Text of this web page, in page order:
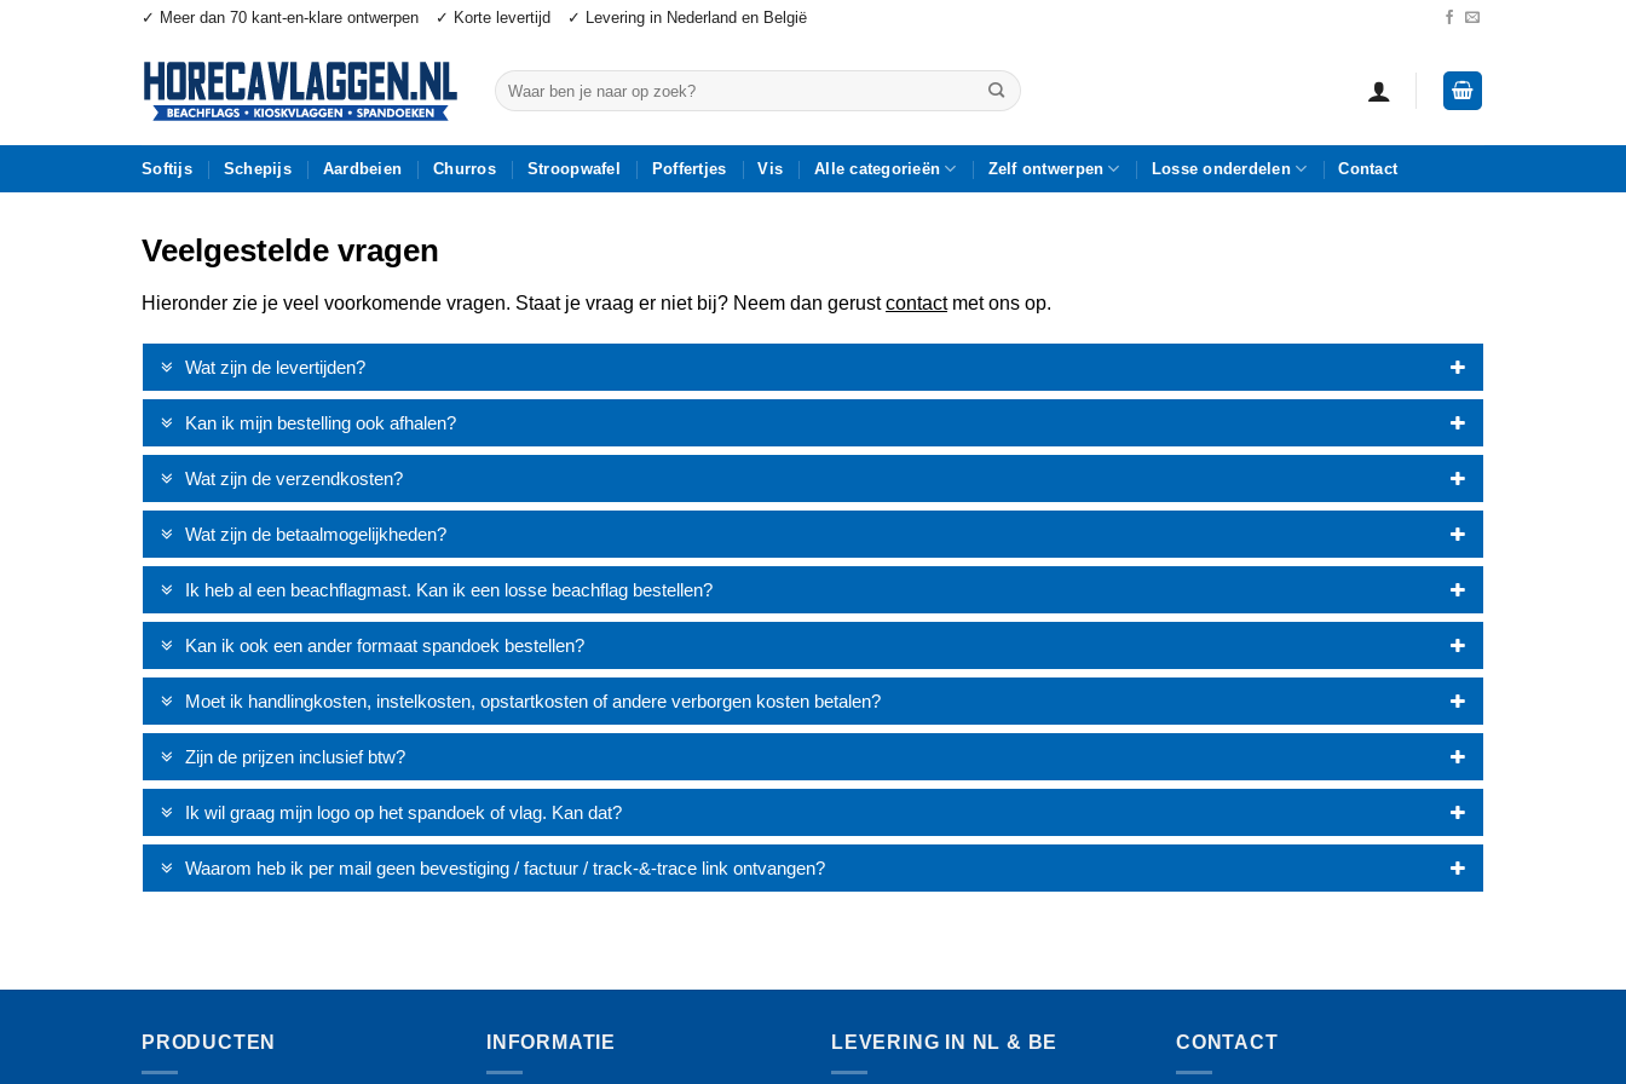
✓ Meer dan 70 kant-en-klare ontwerpen ✓ Korte levertijd ✓ Levering in Nederland en België
Zoeken
naar:
Softijs Schepijs Aardbeien Churros Stroopwafel Poffertjes Vis Alle categorieën Zelf ontwerpen Losse onderdelen Contact
Veelgestelde vragen
Hieronder zie je veel voorkomende vragen. Staat je vraag er niet bij? Neem dan gerustcontactmet ons op.
Wat zijn de levertijden?
Kan ik mijn bestelling ook afhalen?
Wat zijn de verzendkosten?
Wat zijn de betaalmogelijkheden?
Ik heb al een beachflagmast. Kan ik een losse beachflag bestellen?
Kan ik ook een ander formaat spandoek bestellen?
Moet ik handlingkosten, instelkosten, opstartkosten of andere verborgen kosten betalen?
Zijn de prijzen inclusief btw?
Ik wil graag mijn logo op het spandoek of vlag. Kan dat?
Waarom heb ik per mail geen bevestiging / factuur / track-&-trace link ontvangen?
PRODUCTEN INFORMATIE LEVERING IN NL & BE CONTACT